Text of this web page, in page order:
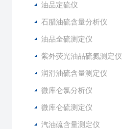
油品定硫仪
石腊油硫含量分析仪
油品全硫测定仪
紫外荧光油品硫氮测定仪
润滑油硫含量测定仪
微库仑氯分析仪
微库仑硫测定仪
汽油硫含量测定仪